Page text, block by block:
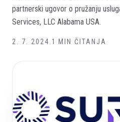
partnerski ugovor o pružanju
Services, LLC Alabama USA.
2. 7. 2024. 1 MIN ČITANJA